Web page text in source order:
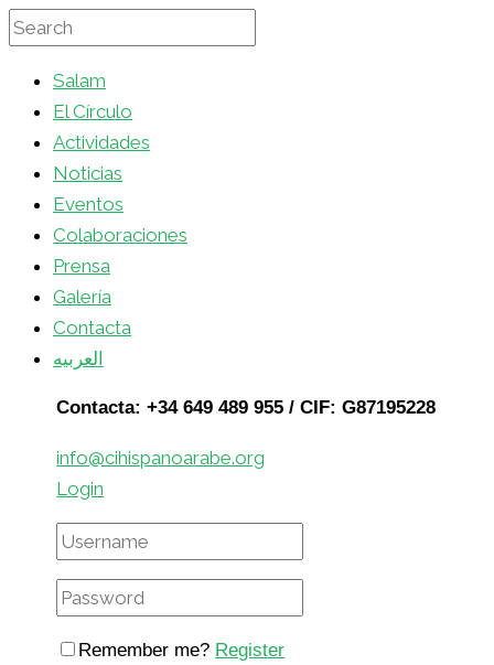
Salam
El Círculo
Actividades
Noticias
Eventos
Colaboraciones
Prensa
Galería
Contacta
العربيه
Contacta: +34 649 489 955 / CIF: G87195228
info@cihispanoarabe.org
Login
Remember me? Register